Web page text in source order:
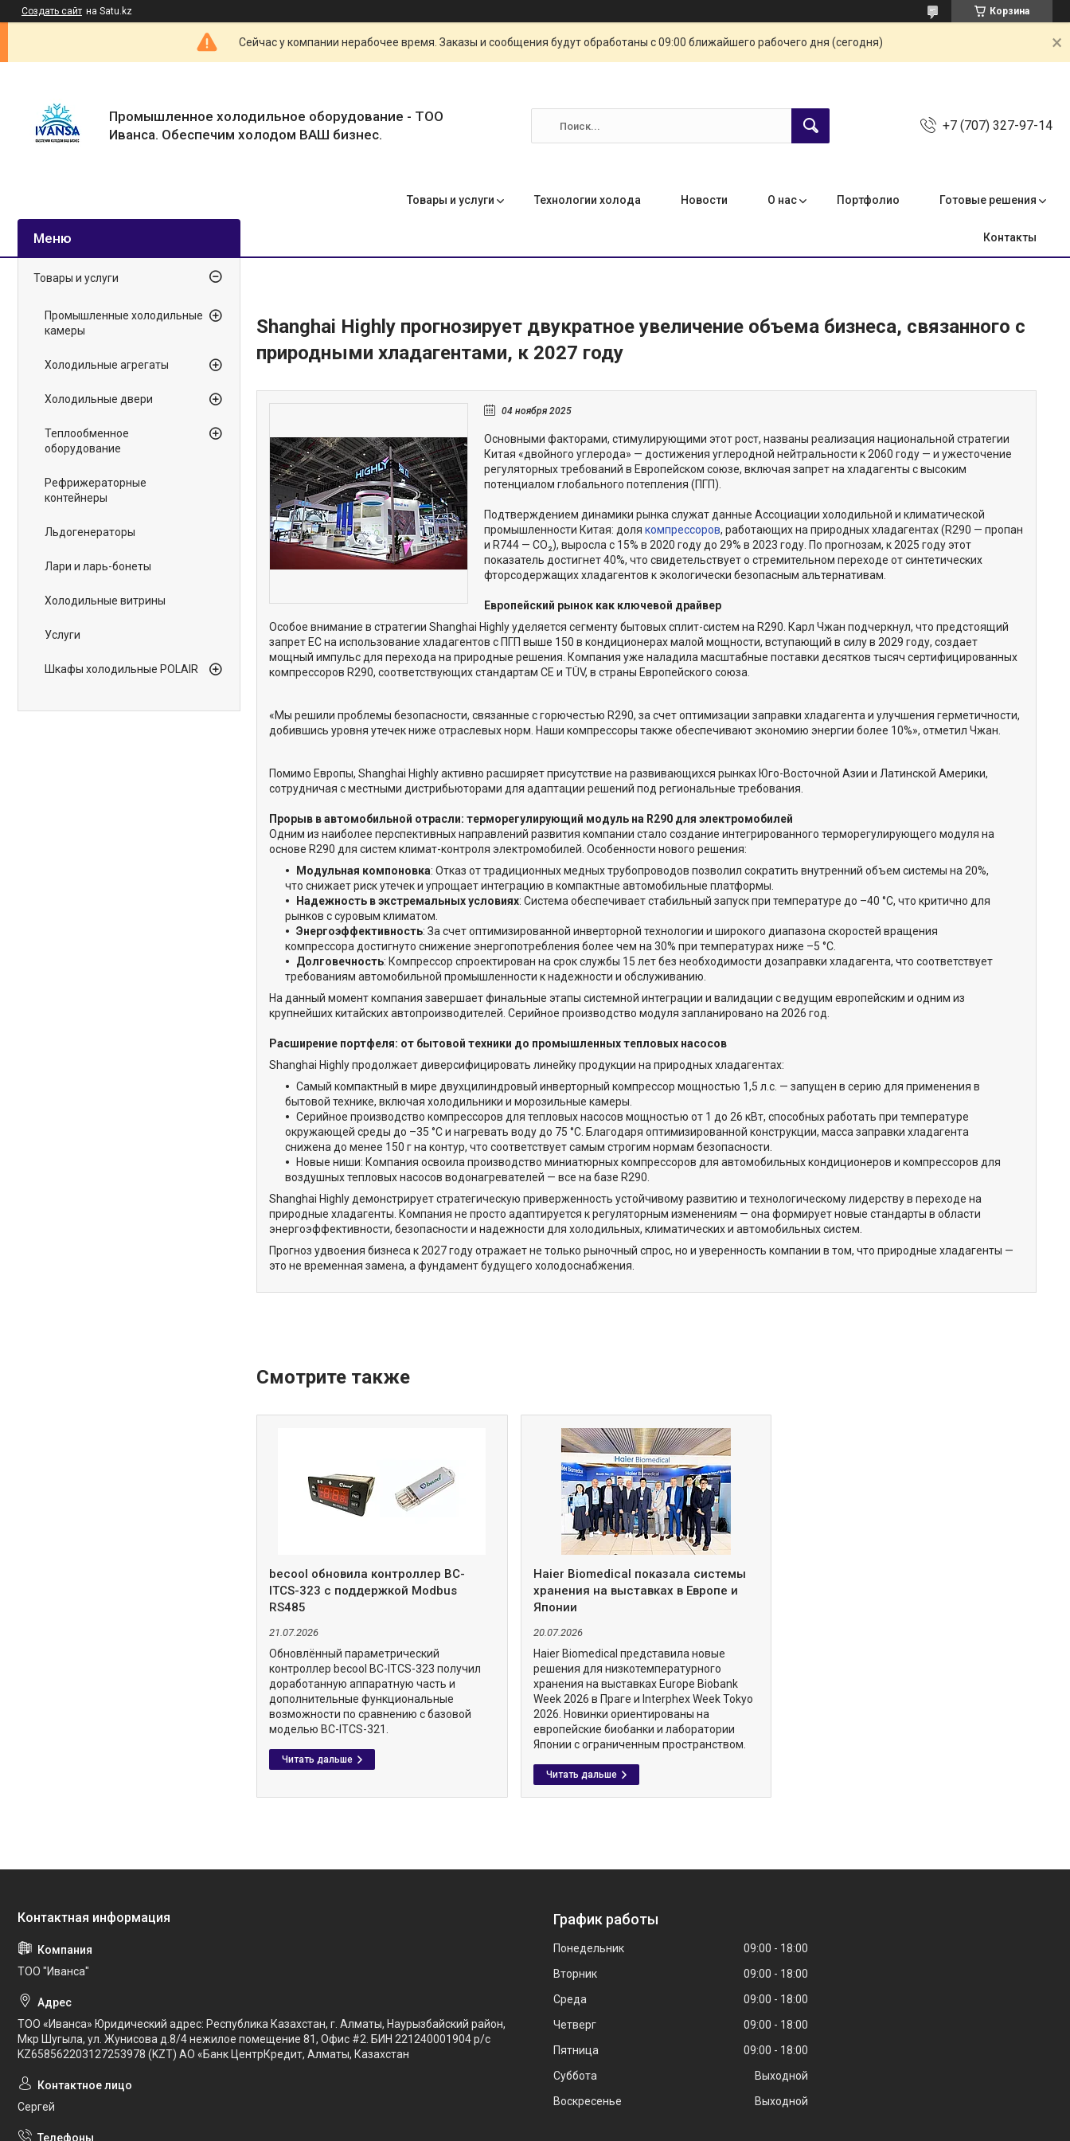
Создать сайт на Satu.kz Корзина
Сейчас у компании нерабочее время. Заказы и сообщения будут обработаны с 09:00 ближайшего рабочего дня (сегодня)
Промышленное холодильное оборудование - ТОО
Иванса. Обеспечим холодом ВАШ бизнес.
+7 (707) 327-97-14
Товары и услуги Технологии холода Новости О нас Портфолио Готовые решения
Контакты
Shanghai Highly прогнозирует двукратное увеличение объема бизнеса, связанного с
природными хладагентами, к 2027 году
04 ноября 2025
Основными факторами, стимулирующими этот рост, названы реализация национальной стратегии
Китая «двойного углерода» — достижения углеродной нейтральности к 2060 году — и ужесточение
регуляторных требований в Европейском союзе, включая запрет на хладагенты с высоким
потенциалом глобального потепления (ПГП).
Подтверждением динамики рынка служат данные Ассоциации холодильной и климатической
промышленности Китая: доля компрессоров, работающих на природных хладагентах (R290 — пропан
и R744 — CO₂), выросла с 15% в 2020 году до 29% в 2023 году. По прогнозам, к 2025 году этот
показатель достигнет 40%, что свидетельствует о стремительном переходе от синтетических
фторсодержащих хладагентов к экологически безопасным альтернативам.
Европейский рынок как ключевой драйвер
Особое внимание в стратегии Shanghai Highly уделяется сегменту бытовых сплит-систем на R290. Карл Чжан подчеркнул, что предстоящий
запрет ЕС на использование хладагентов с ПГП выше 150 в кондиционерах малой мощности, вступающий в силу в 2029 году, создает
мощный импульс для перехода на природные решения. Компания уже наладила масштабные поставки десятков тысяч сертифицированных
компрессоров R290, соответствующих стандартам CE и TÜV, в страны Европейского союза.
«Мы решили проблемы безопасности, связанные с горючестью R290, за счет оптимизации заправки хладагента и улучшения герметичности,
добившись уровня утечек ниже отраслевых норм. Наши компрессоры также обеспечивают экономию энергии более 10%», отметил Чжан.
Помимо Европы, Shanghai Highly активно расширяет присутствие на развивающихся рынках Юго-Восточной Азии и Латинской Америки,
сотрудничая с местными дистрибьюторами для адаптации решений под региональные требования.
Прорыв в автомобильной отрасли: терморегулирующий модуль на R290 для электромобилей
Одним из наиболее перспективных направлений развития компании стало создание интегрированного терморегулирующего модуля на
основе R290 для систем климат-контроля электромобилей. Особенности нового решения:
Модульная компоновка: Отказ от традиционных медных трубопроводов позволил сократить внутренний объем системы на 20%,
что снижает риск утечек и упрощает интеграцию в компактные автомобильные платформы.
Надежность в экстремальных условиях: Система обеспечивает стабильный запуск при температуре до –40 °C, что критично для
рынков с суровым климатом.
Энергоэффективность: За счет оптимизированной инверторной технологии и широкого диапазона скоростей вращения
компрессора достигнуто снижение энергопотребления более чем на 30% при температурах ниже –5 °C.
Долговечность: Компрессор спроектирован на срок службы 15 лет без необходимости дозаправки хладагента, что соответствует
требованиям автомобильной промышленности к надежности и обслуживанию.
На данный момент компания завершает финальные этапы системной интеграции и валидации с ведущим европейским и одним из
крупнейших китайских автопроизводителей. Серийное производство модуля запланировано на 2026 год.
Расширение портфеля: от бытовой техники до промышленных тепловых насосов
Shanghai Highly продолжает диверсифицировать линейку продукции на природных хладагентах:
Самый компактный в мире двухцилиндровый инверторный компрессор мощностью 1,5 л.с. — запущен в серию для применения в
бытовой технике, включая холодильники и морозильные камеры.
Серийное производство компрессоров для тепловых насосов мощностью от 1 до 26 кВт, способных работать при температуре
окружающей среды до –35 °C и нагревать воду до 75 °C. Благодаря оптимизированной конструкции, масса заправки хладагента
снижена до менее 150 г на контур, что соответствует самым строгим нормам безопасности.
Новые ниши: Компания освоила производство миниатюрных компрессоров для автомобильных кондиционеров и компрессоров для
воздушных тепловых насосов водонагревателей — все на базе R290.
Shanghai Highly демонстрирует стратегическую приверженность устойчивому развитию и технологическому лидерству в переходе на
природные хладагенты. Компания не просто адаптируется к регуляторным изменениям — она формирует новые стандарты в области
энергоэффективности, безопасности и надежности для холодильных, климатических и автомобильных систем.
Прогноз удвоения бизнеса к 2027 году отражает не только рыночный спрос, но и уверенность компании в том, что природные хладагенты —
это не временная замена, а фундамент будущего холодоснабжения.
becool обновила контроллер BC-
ITCS-323 с поддержкой Modbus
RS485
21.07.2026
Обновлённый параметрический
контроллер becool BC-ITCS-323 получил
доработанную аппаратную часть и
дополнительные функциональные
возможности по сравнению с базовой
моделью BC-ITCS-321.
Haier Biomedical показала системы
хранения на выставках в Европе и
Японии
20.07.2026
Haier Biomedical представила новые
решения для низкотемпературного
хранения на выставках Europe Biobank
Week 2026 в Праге и Interphex Week Tokyo
2026. Новинки ориентированы на
европейские биобанки и лаборатории
Японии с ограниченным пространством.
Товары и услуги
Промышленные холодильные
камеры
Холодильные агрегаты
Холодильные двери
Теплообменное
оборудование
Рефрижераторные
контейнеры
Льдогенераторы
Лари и ларь-бонеты
Холодильные витрины
Услуги
Шкафы холодильные POLAIR
ТОО "Иванса"
ТОО «Иванса» Юридический адрес: Республика Казахстан, г. Алматы, Наурызбайский район,
Мкр Шугыла, ул. Жунисова д.8/4 нежилое помещение 81, Офис #2. БИН 221240001904 р/с
KZ658562203127253978 (KZT) АО «Банк ЦентрКредит, Алматы, Казахстан
Сергей
График работы
Понедельник 09:00
18:00
Вторник
09:00
18:00
Среда
09:00
18:00
Четверг
09:00
18:00
Пятница
09:00
18:00
Суббота
Выходной
Воскресенье
Выходной